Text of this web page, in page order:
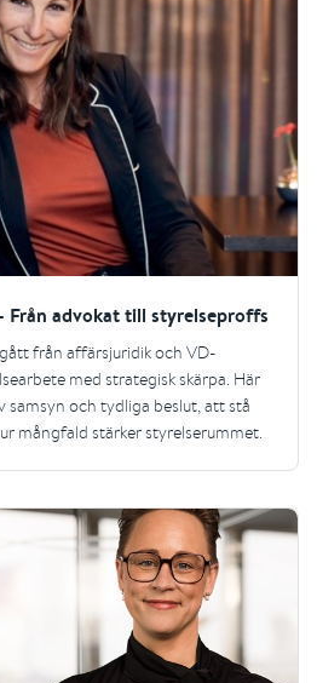
Från advokat till styrelseproffs
från affärsjuridik och VD-
med strategisk skärpa. Här
samsyn och tydliga beslut, att stå
mångfald stärker styrelserummet.